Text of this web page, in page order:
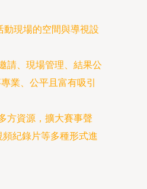
現場的空間與導視設
請、現場管理、結果公
業、公平且富有吸引
方資源，擴大賽事聲
紀錄片等多種形式進